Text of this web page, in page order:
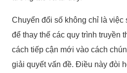
Chuyển đổi số không chỉ là việc
để thay thế các quy trình truyền
cách tiếp cận mới vào cách
giải quyết vấn đề. Điều này đòi